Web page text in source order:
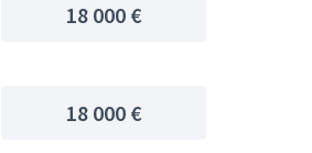
18 000 €
18 000 €